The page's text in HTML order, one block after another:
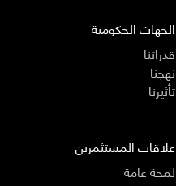
الجهات الحكومية
قدراتنا
نهجنا
تأثيرنا
علاقات المستثمرين
لمحة عامة